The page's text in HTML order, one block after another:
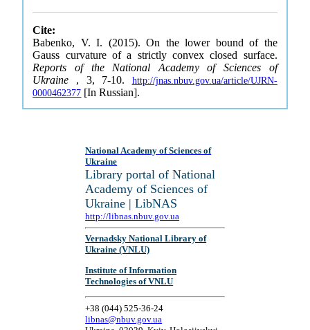
Cite:
Babenko, V. I. (2015). On the lower bound of the
Gauss curvature of a strictly convex closed surface.
Reports of the National Academy of Sciences of
Ukraine , 3, 7-10. http://jnas.nbuv.gov.ua/article/UJRN-
0000462377 [In Russian].
National Academy of Sciences of
Ukraine
Library portal of National
Academy of Sciences of
Ukraine | LibNAS
http://libnas.nbuv.gov.ua
Vernadsky National Library of
Ukraine (VNLU)
Institute of Information
Technologies of VNLU
+38 (044) 525-36-24
libnas@nbuv.gov.ua